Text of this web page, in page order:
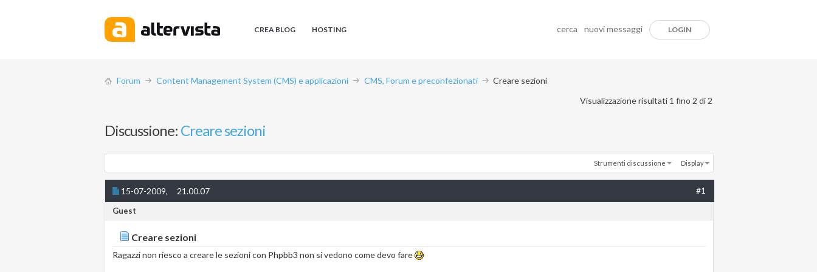
CREA BLOG HOSTING cerca nuovi messaggi LOGIN
Forum Content Management System (CMS) e applicazioni CMS, Forum e preconfezionati
Creare sezioni
Visualizzazione risultati 1 fino 2 di 2
Discussione: Creare sezioni
Strumenti discussione Display
15-07-2009, 21.00.07 #1
Guest
Creare sezioni
Ragazzi non riesco a creare le sezioni con Phpbb3 non si vedono come devo fare